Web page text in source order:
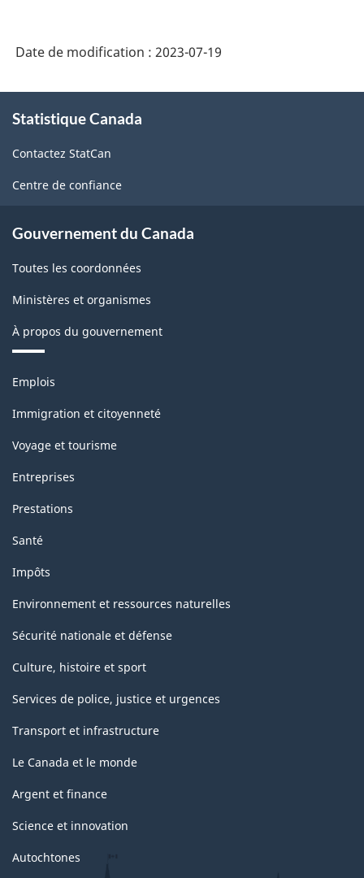
Date de modification : 2023-07-19
propos
ce
site
Statistique Canada
Contactez StatCan
Centre de confiance
Gouvernement du Canada
Toutes les coordonnées
Ministères et organismes
À propos du gouvernement
Thèmes
sujets
Emplois
Immigration et citoyenneté
Voyage et tourisme
Entreprises
Prestations
Santé
Impôts
Environnement et ressources naturelles
Sécurité nationale et défense
Culture, histoire et sport
Services de police, justice et urgences
Transport et infrastructure
Le Canada et le monde
Argent et finance
Science et innovation
Autochtones